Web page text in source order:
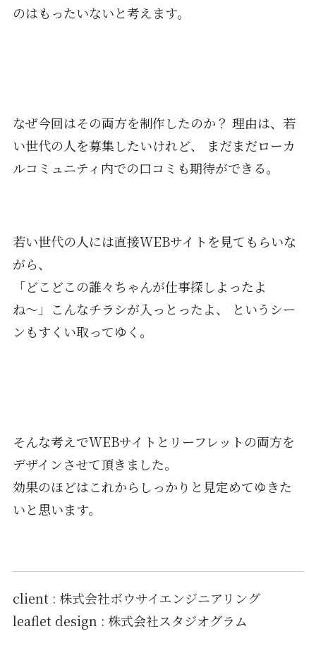
のはもったいないと考えます。
なぜ今回はその両方を制作したのか？ 理由は、若
い世代の人を募集したいけれど、 まだまだローカ
ルコミュニティ内での口コミも期待ができる。
若い世代の人には直接WEBサイトを見てもらいな
がら、
「どこどこの誰々ちゃんが仕事探しよったよ
ね〜」こんなチラシが入っとったよ、 というシー
ンもすくい取ってゆく。
そんな考えでWEBサイトとリーフレットの両方を
デザインさせて頂きました。
効果のほどはこれからしっかりと見定めてゆきた
いと思います。
client : 株式会社ボウサイエンジニアリング
leaflet design : 株式会社スタジオグラム